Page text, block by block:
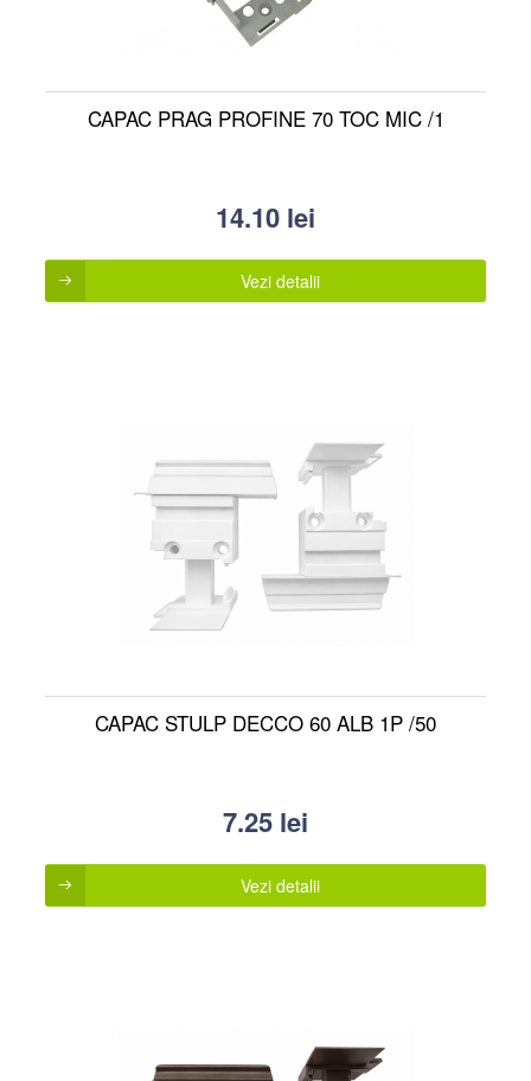
CAPAC PRAG PROFINE 70 TOC MIC /1
14.10 lei
Vezi detalii
CAPAC STULP DECCO 60 ALB 1P /50
7.25 lei
Vezi detalii